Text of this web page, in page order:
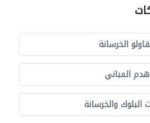
الخرسانة
هدم المباني
البلوك والخرسانة